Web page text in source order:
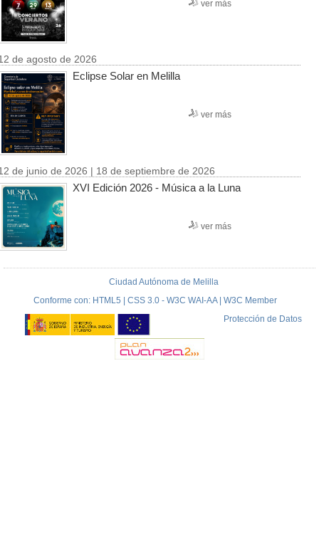
ver más
de agosto de 2026
Eclipse Solar en Melilla
ver más
de junio de 2026 | 18 de septiembre de 2026
XVI Edición 2026 - Música a la Luna
ver más
Ciudad Autónoma de Melilla
Conforme con: HTML5 | CSS 3.0 - W3C WAI-AA | W3C Member
Protección de Datos